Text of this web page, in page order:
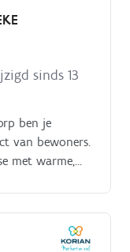
en
contact met
sinds 13
ben je
van bewoners.
met warme,
zorgplannen
van